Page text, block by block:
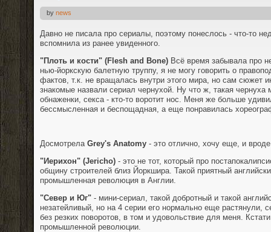
by news
Давно не писала про сериалы, поэтому понеслось - что-то
вспомнила из ранее увиденного.
"Плоть и кости" (Flesh and Bone) Всё время забывала про
нью-йоркскую балетную труппу, я не могу говорить о
фактов, т.к. не вращалась внутри этого мира, но сам сюжет
знакомые назвали сериал чернухой. Ну что ж, такая чернуха
обнаженки, секса - кто-то воротит нос. Меня же больше
бессмысленная и беспощадная, а еще понравилась
Досмотрела Grey's Anatomy - это отлично, хочу еще, и
"Иерихон" (Jericho) - это не тот, который про
общину строителей близ Йоркшира. Такой приятный
промышленная революция в Англии.
"Север и Юг" - мини-сериал, такой добротный и такой
незатейливый, но на 4 серии его нормально еще растянули,
без резких поворотов, в том и удовольствие для меня.
промышленной революции.